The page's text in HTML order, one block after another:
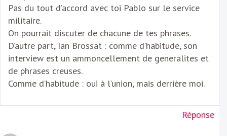
Pas du tout d’accord avec toi Pablo sur le service
militaire.
On pourrait discuter de chacune de tes phrases.
D’autre part, Ian Brossat : comme d’habitude, son
interview est un ammoncellement de generalites et
de phrases creuses.
Comme d’habitude : oui à l’union, mais derrière moi.
Réponse